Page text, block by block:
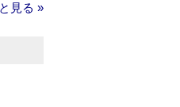
見る »